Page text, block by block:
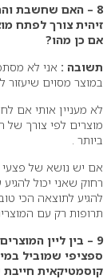
8 – האם שחשבת
זיהית צורך לפתח
אם כן מהו?
תשובה : אני לא
במוצר מסוים שיעזור
לא מעניין אותי אם
מוצרים לפי צורך
ביותר .
אם יש נושא של פצעי
רחוק שאני יכול
תרופות רק עם
9 – בין ליין
ספציפי שמוביל
קוסמטיקאית